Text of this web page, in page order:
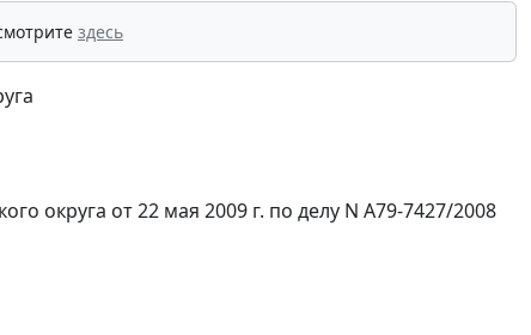
здесь
округа от 22 мая 2009 г. по делу N А79-7427/2008